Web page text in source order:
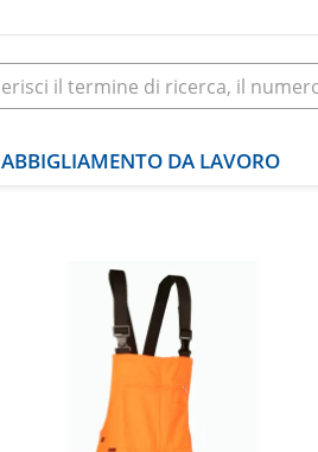
ABBIGLIAMENTO DA LAVORO